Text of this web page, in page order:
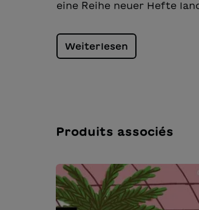
eine Reihe neuer Hefte
Weiterlesen
Ignorer la galerie de
Produits associés